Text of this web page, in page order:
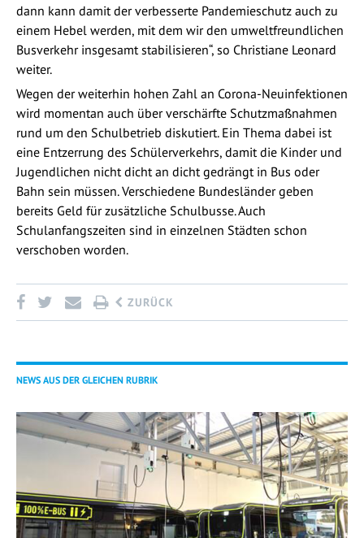
dann kann damit der verbesserte Pandemieschutz auch zu
einem Hebel werden, mit dem wir den umweltfreundlichen
Busverkehr insgesamt stabilisieren“, so Christiane Leonard
weiter.
Wegen der weiterhin hohen Zahl an Corona-Neuinfektionen
wird momentan auch über verschärfte Schutzmaßnahmen
rund um den Schulbetrieb diskutiert. Ein Thema dabei ist
eine Entzerrung des Schülerverkehrs, damit die Kinder und
Jugendlichen nicht dicht an dicht gedrängt in Bus oder
Bahn sein müssen. Verschiedene Bundesländer geben
bereits Geld für zusätzliche Schulbusse. Auch
Schulanfangszeiten sind in einzelnen Städten schon
verschoben worden.
ZURÜCK
NEWS AUS DER GLEICHEN RUBRIK